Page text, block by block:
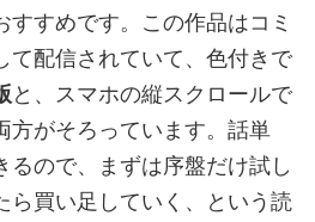
すすめです。この作品はコミ
て配信されていて、色付きで
と、スマホの縦スクロールで
方がそろっています。話単
るので、まずは序盤だけ試し
ら買い足していく、という読